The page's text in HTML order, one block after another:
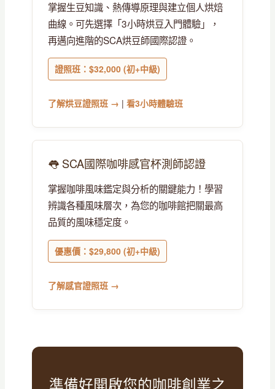
掌握生豆知識、熱傳導原理與建立個人烘焙
曲線。可先選擇「3小時烘豆入門體驗」，
再邁向進階的SCA烘豆師國際認證。
證照班：$32,000 (初+中級)
了解烘豆證照班 → | 看3小時體驗班
👅 SCA國際咖啡感官杯測師認證
掌握咖啡風味鑑定與分析的關鍵能力！學習
辨識各種風味層次，為您的咖啡館把關最高
品質的風味穩定度。
優惠價：$29,800 (初+中級)
了解感官證照班 →
準備好開啟您的咖啡創業之